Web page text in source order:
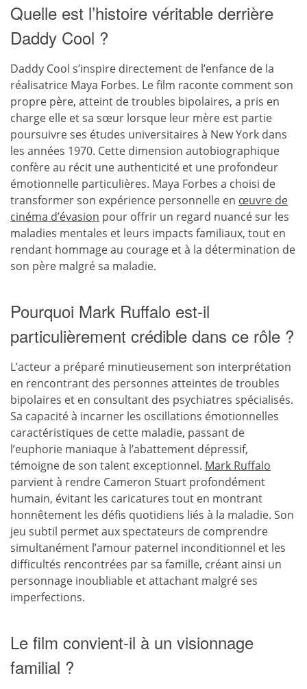
Quelle est l’histoire véritable derrière
Daddy Cool ?
Daddy Cool s’inspire directement de l’enfance de la
réalisatrice Maya Forbes. Le film raconte comment son
propre père, atteint de troubles bipolaires, a pris en
charge elle et sa sœur lorsque leur mère est partie
poursuivre ses études universitaires à New York dans
les années 1970. Cette dimension autobiographique
confère au récit une authenticité et une profondeur
émotionnelle particulières. Maya Forbes a choisi de
transformer son expérience personnelle en œuvre de
cinéma d’évasion pour offrir un regard nuancé sur les
maladies mentales et leurs impacts familiaux, tout en
rendant hommage au courage et à la détermination de
son père malgré sa maladie.
Pourquoi Mark Ruffalo est-il
particulièrement crédible dans ce rôle ?
L’acteur a préparé minutieusement son interprétation
en rencontrant des personnes atteintes de troubles
bipolaires et en consultant des psychiatres spécialisés.
Sa capacité à incarner les oscillations émotionnelles
caractéristiques de cette maladie, passant de
l’euphorie maniaque à l’abattement dépressif,
témoigne de son talent exceptionnel. Mark Ruffalo
parvient à rendre Cameron Stuart profondément
humain, évitant les caricatures tout en montrant
honnêtement les défis quotidiens liés à la maladie. Son
jeu subtil permet aux spectateurs de comprendre
simultanément l’amour paternel inconditionnel et les
difficultés rencontrées par sa famille, créant ainsi un
personnage inoubliable et attachant malgré ses
imperfections.
Le film convient-il à un visionnage
familial ?